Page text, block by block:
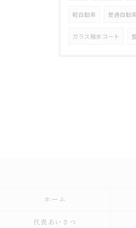
軽自動車 普通自動
ガラス撥水コート
ホーム
代表あいさつ